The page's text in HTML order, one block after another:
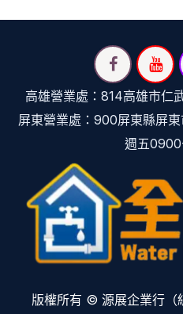
高雄營業處：814高雄市仁
屏東營業處：900屏東縣屏
週五
版權所有 © 源展企業行（